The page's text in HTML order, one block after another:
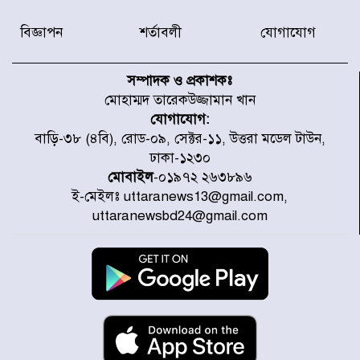
জেলা কমিটি অনুমোদন
গণঅভ্যুত্থানের তথ্য বিশ্বমিডিয়ায় পৌঁছে
দিতেন আদীব, গুমের চেষ্টা ৩ বার
বাঁশখালীকে বন্যা মুক্ত করার সকল
পদক্ষেপ নেয়া হবে- আসাদুল হাবিব দুলু
বিদ্যুৎ-জ্বালানি খাতে অস্থিরতা তৈরির
চেষ্টা করছে একটি চক্র : প্রধানমন্ত্রী
টাইফুন ‘ডলফিনের’ আঘাতে জাপানে
বিজ্ঞাপন শর্তাবলী যোগাযোগ
সম্পাদক ও প্রকাশকঃ
মোহাম্মদ তারেকউজ্জামান খান
যোগাযোগ:
বাড়ি-৩৮ (৪বি), রোড-০৯, সেক্টর-১১, উত্তরা মডেল টাউন,
ঢাকা-১২৩০
মোবাইল-০১৯৭২ ২৬৩৮৯৬
ই-মেইলঃ uttaranews13@gmail.com,
uttaranewsbd24@gmail.com